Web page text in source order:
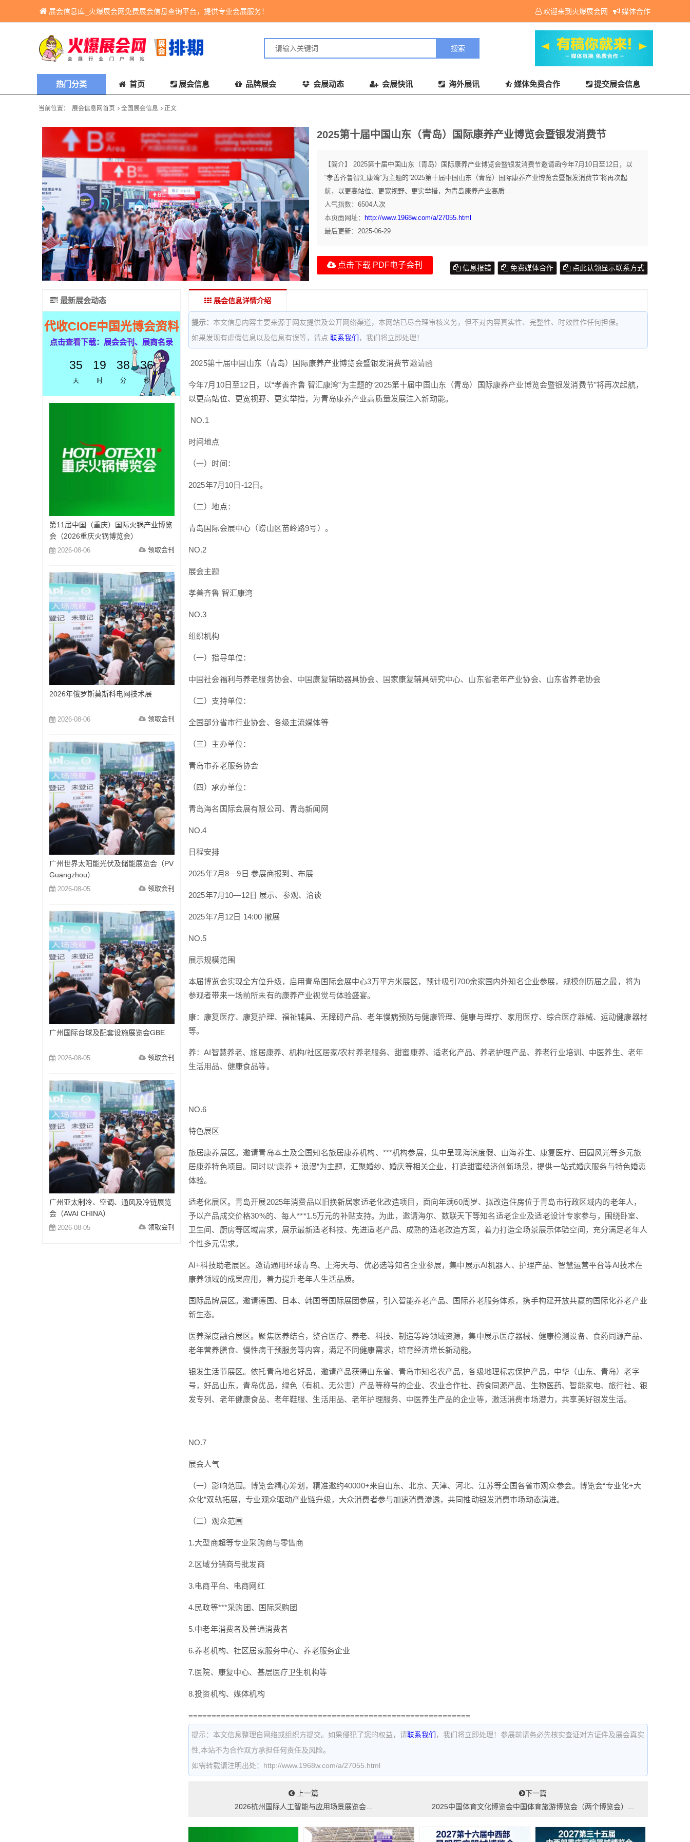
展会信息库_火爆展会网免费展会信息查询平台，提供专业会展服务！ 欢迎来到火爆展会网 媒体合作
热门分类 首页 展会信息 品牌展会 会展动态 会展快讯 海外展讯 媒体免费合作 提交展会信息
当前位置： 展会信息网首页 全国展会信息 正文
2025第十届中国山东（青岛）国际康养产业博览会暨银发消费节
【简介】
2025第十届中国山东（青岛）国际康养产业博览会暨银发消费节邀请函今年7月10日至12日，以
“孝善齐鲁智汇康湾”为主题的“2025第十届中国山东（青岛）国际康养产业博览会暨银发消费节”将再次起
航，以更高站位、更宽视野、更实举措，为青岛康养产业高质...
人气指数： 6504人次
本页面网址：
http://www.1968w.com/a/27055.html
最后更新： 2025-06-29
点击下载 PDF电子会刊 点此认领显示联系方式
免费媒体合作
信息报错
展会信息详情介绍
提示： 本文信息内容主要来源于网友提供及公开网络渠道，本网站已尽合理审核义务，但不对内容真实性、完整性、时效性作任何担保。
如果发现有虚假信息以及信息有误等，请点 联系我们 ，我们将立即处理！
2025第十届中国山东（青岛）国际康养产业博览会暨银发消费节邀请函
今年7月10日至12日，以“孝善齐鲁 智汇康湾”为主题的“2025第十届中国山东（青岛）国际康养产业博览会暨银发消费节”将再次起航，
以更高站位、更宽视野、更实举措，为青岛康养产业高质量发展注入新动能。
NO.1
时间地点
（一）时间：
2025年7月10日-12日。
（二）地点：
青岛国际会展中心（崂山区苗岭路9号）。
NO.2
展会主题
孝善齐鲁 智汇康湾
NO.3
组织机构
（一）指导单位：
中国社会福利与养老服务协会、中国康复辅助器具协会、国家康复辅具研究中心、山东省老年产业协会、山东省养老协会
（二）支持单位：
全国部分省市行业协会、各级主流媒体等
（三）主办单位：
青岛市养老服务协会
（四）承办单位：
青岛海名国际会展有限公司、青岛新闻网
NO.4
日程安排
2025年7月8—9日 参展商报到、布展
2025年7月10—12日 展示、参观、洽谈
2025年7月12日 14:00 撤展
NO.5
展示规模范围
本届博览会实现全方位升级，启用青岛国际会展中心3万平方米展区，预计吸引700余家国内外知名企业参展，规模创历届之最，将为
参观者带来一场前所未有的康养产业视觉与体验盛宴。
康：康复医疗、康复护理、福祉辅具、无障碍产品、老年慢病预防与健康管理、健康与理疗、家用医疗、综合医疗器械、运动健康器材
等。
养：AI智慧养老、旅居康养、机构/社区居家/农村养老服务、甜蜜康养、适老化产品、养老护理产品、养老行业培训、中医养生、老年
生活用品、健康食品等。
NO.6
特色展区
旅居康养展区。邀请青岛本土及全国知名旅居康养机构、***机构参展，集中呈现海滨度假、山海养生、康复医疗、田园风光等多元旅
居康养特色项目。同时以“康养 + 浪漫”为主题，汇聚婚纱、婚庆等相关企业，打造甜蜜经济创新场景，提供一站式婚庆服务与特色婚恋
体验。
适老化展区。青岛开展2025年消费品以旧换新居家适老化改造项目，面向年满60周岁、拟改造住房位于青岛市行政区域内的老年人，
予以产品成交价格30%的、每人***1.5万元的补贴支持。为此，邀请海尔、数联天下等知名适老企业及适老设计专家参与，围绕卧室、
卫生间、厨房等区域需求，展示最新适老科技、先进适老产品、成熟的适老改造方案，着力打造全场景展示体验空间，充分满足老年人
个性多元需求。
AI+科技助老展区。邀请通用环球青鸟、上海天与、优必选等知名企业参展，集中展示AI机器人、护理产品、智慧运营平台等AI技术在
康养领域的成果应用，着力提升老年人生活品质。
国际品牌展区。邀请德国、日本、韩国等国际展团参展，引入智能养老产品、国际养老服务体系，携手构建开放共赢的国际化养老产业
新生态。
医养深度融合展区。聚焦医养结合，整合医疗、养老、科技、制造等跨领域资源，集中展示医疗器械、健康检测设备、食药同源产品、
老年营养膳食、慢性病干预服务等内容，满足不同健康需求，培育经济增长新动能。
银发生活节展区。依托青岛地名好品，邀请产品获得山东省、青岛市知名农产品，各级地理标志保护产品，中华（山东、青岛）老字
号，好品山东，青岛优品，绿色（有机、无公害）产品等称号的企业、农业合作社、药食同源产品、生物医药、智能家电、旅行社、银
发专列、老年健康食品、老年鞋服、生活用品、老年护理服务、中医养生产品的企业等，激活消费市场潜力，共享美好银发生活。
NO.7
展会人气
（一）影响范围。博览会精心筹划，精准邀约40000+来自山东、北京、天津、河北、江苏等全国各省市观众参会。博览会“专业化+大
众化”双轨拓展，专业观众驱动产业链升级，大众消费者参与加速消费渗透，共同推动银发消费市场动态演进。
（二）观众范围
1.大型商超等专业采购商与零售商
2.区域分销商与批发商
3.电商平台、电商网红
4.民政等***采购团、国际采购团
5.中老年消费者及普通消费者
6.养老机构、社区居家服务中心、养老服务企业
7.医院、康复中心、基层医疗卫生机构等
8.投资机构、媒体机构
=============================================================
提示：本文信息整理自网络或组织方提交。如果侵犯了您的权益，请联系我们 ，我们将立即处理！参展前请务必先核实查证对方证件及展会真实
性,本站不为合作双方承担任何责任及风险。
如需转载请注明出处：http://www.1968w.com/a/27055.html
上一篇
2026杭州国际人工智能与应用场景展览会...
下一篇
2025中国体育文化博览会中国体育旅游博览会（两个博览会）...
最新展会动态
代收CIOE中国光博会资料
点击查看下载：展会会刊、展商名录
35
天
19
时
38
分
35
秒
第11届中国（重庆）国际火锅产业博览
会（2026重庆火锅博览会）
2026-08-06 领取会刊
2026年俄罗斯莫斯科电网技术展
2026-08-06 领取会刊
广州世界太阳能光伏及储能展览会（PV
Guangzhou）
2026-08-05 领取会刊
广州国际台球及配套设施展览会GBE
2026-08-05 领取会刊
广州亚太制冷、空调、通风及冷链展览
会（AVAI CHINA）
2026-08-05 领取会刊